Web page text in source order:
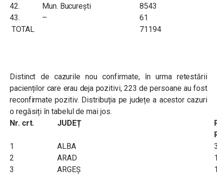
42.
Mun. București
8543
43.
–
61
TOTAL
71194
Distinct de cazurile nou confirmate, în urma retestării
pacienților care erau deja pozitivi, 223 de persoane au fost
reconfirmate pozitiv. Distribuția pe județe a acestor cazuri
o regăsiți în tabelul de mai jos.
Nr. crt.
JUDEȚ
1
ALBA
2
ARAD
3
ARGEŞ